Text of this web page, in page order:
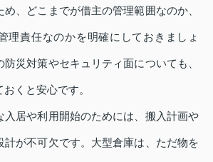
、どこまでが借主の管理範囲なのか、
理責任なのかを明確にしておきましょ
災対策やセキュリティ面についても、
くと安心です。
入居や利用開始のためには、搬入計画や
計が不可欠です。大型倉庫は、ただ物を